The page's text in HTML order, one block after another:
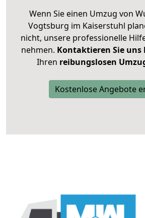
Wenn Sie einen Umzug von
Vogtsburg im Kaiserstuhl
nicht, unsere professionelle
nehmen. Kontaktieren Sie uns
Ihren reibungslosen
Kostenlose Angebote